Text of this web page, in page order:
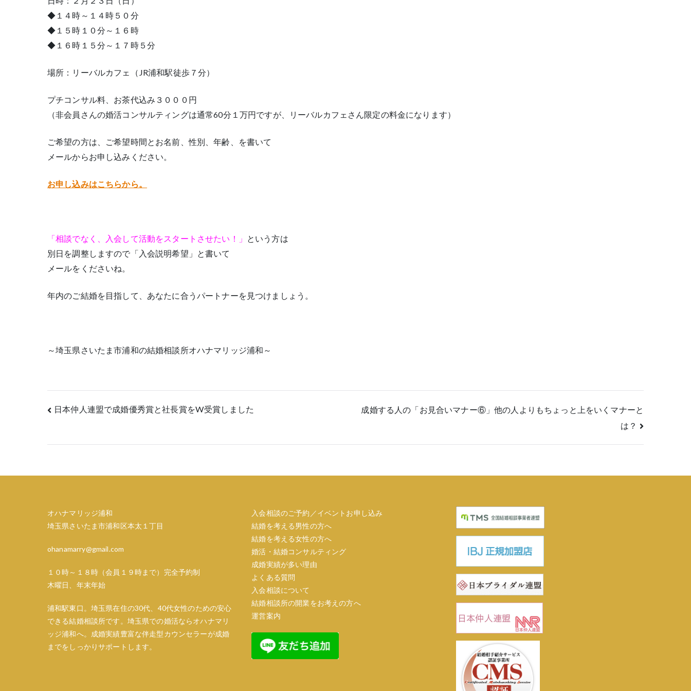
◆１４時～１４時５０分
◆１５時１０分～１６時
◆１６時１５分～１７時５分
場所：リーバルカフェ（JR浦和駅徒歩７分）
プチコンサル料、お茶代込み３０００円
（非会員さんの婚活コンサルティングは通常60分１万円ですが、
リーバルカフェさん限定の料金になります）
ご希望の方は、ご希望時間とお名前、性別、年齢、を書いて
メールからお申し込みください。
お申し込みはこちらから。
「相談でなく、入会して活動をスタートさせたい！」 という方は
別日を調整しますので「入会説明希望」と書いて
メールをくださいね。
年内のご結婚を目指して、あなたに合うパートナーを見つけましょう。
～埼玉県さいたま市浦和の結婚相談所オハナマリッジ浦和～
投
ビ
ー
ン
日本仲人連盟で成婚優秀賞と社長賞をW受賞しました
成婚する人の「お見合いマナー⑥」他の人よりもちょっと上をいくマナーと
は？
オハナマリッジ浦和
埼玉県さいたま市浦和区本太１丁目
ohanamarry@gmail.com
１０時～１８時（会員１９時まで）完全予約制
木曜日、年末年始
浦和駅東口。埼玉県在住の30代、40代女性のための安心
できる結婚相談所です。埼玉県での婚活ならオハナマリ
ッジ浦和へ。成婚実績豊富な伴走型カウンセラーが成婚
までをしっかりサポートします。
入会相談のご予約／イベントお申し込み
結婚を考える男性の方へ
結婚を考える女性の方へ
婚活・結婚コンサルティング
成婚実績が多い理由
よくある質問
入会相談について
結婚相談所の開業をお考えの方へ
運営案内